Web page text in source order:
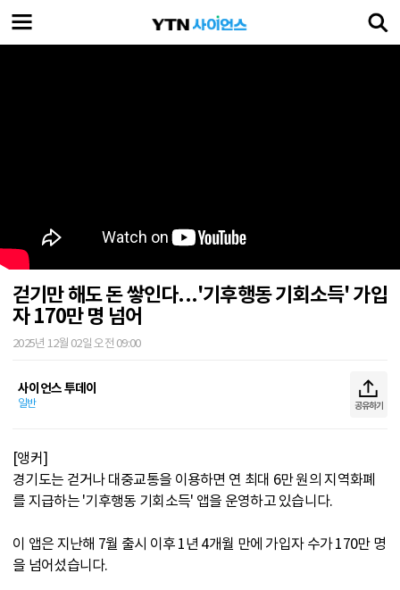
걷기만 해도 돈 쌓인다...'기후행동 기회소득' 가입
자 170만 명 넘어
2025년 12월 02일 오전 09:00
사이언스 투데이
일반 공유하기
[앵커]
경기도는 걷거나 대중교통을 이용하면 연 최대 6만 원의 지역화폐
를 지급하는 '기후행동 기회소득' 앱을 운영하고 있습니다.
이 앱은 지난해 7월 출시 이후 1년 4개월 만에 가입자 수가 170만 명
을 넘어섰습니다.